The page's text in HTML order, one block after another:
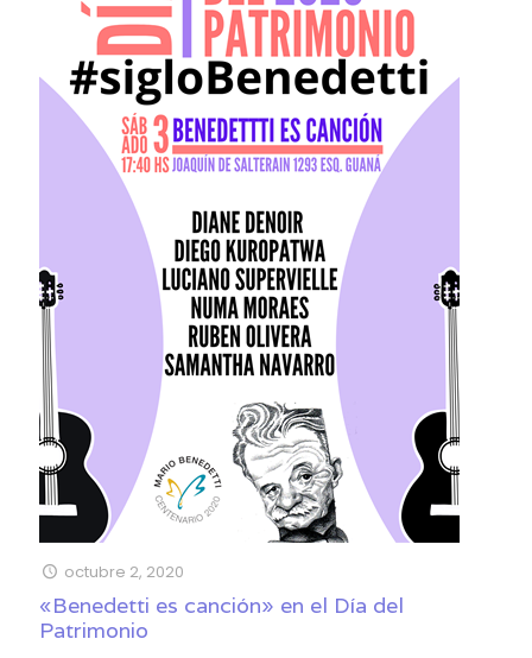
octubre 2, 2020
«Benedetti es canción» en el Día del
Patrimonio